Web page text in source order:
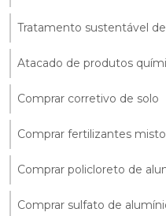
Tratamento sustentável
Atacado de produtos
Comprar corretivo de solo
Comprar fertilizantes misto
Comprar policloreto de
Comprar sulfato de